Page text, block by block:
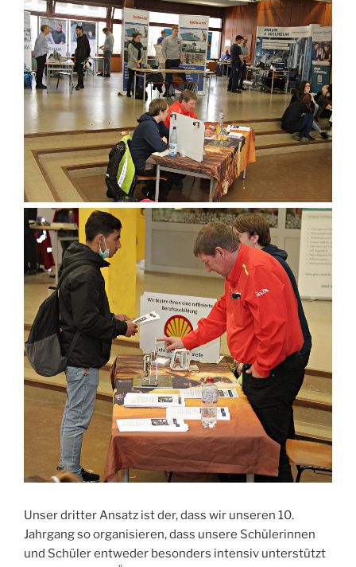
Unser dritter Ansatz ist der, dass wir unseren 10.
Jahrgang so organisieren, dass unsere Schülerinnen
und Schüler entweder besonders intensiv unterstützt